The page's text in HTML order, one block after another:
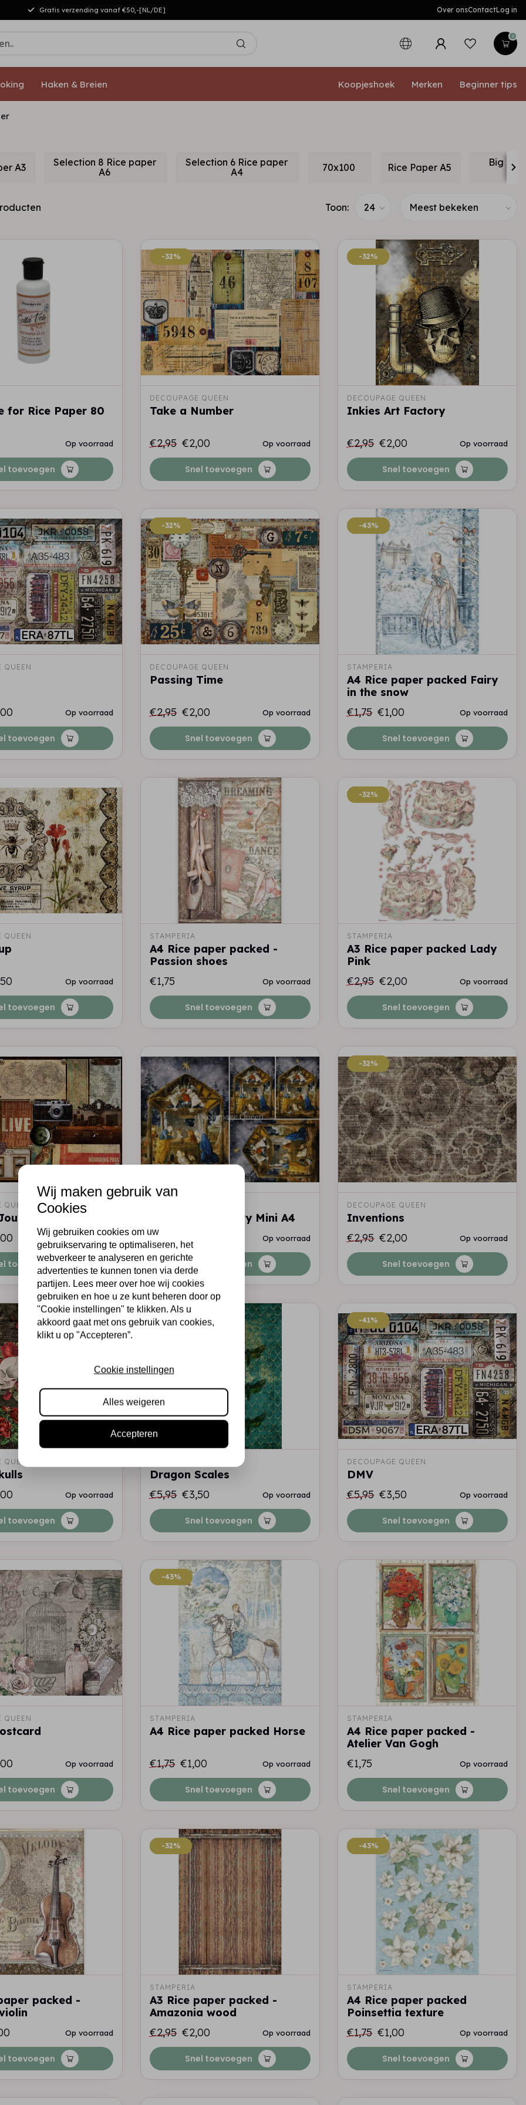
Gratis verzending vanaf €50,-[NL/DE] Over onsContactLog in
0
Haken & Breien Koopjeshoek Merken Beginner tips
A3
Selection 8 Rice paper
A6
Selection 6 Rice paper
A4
70x100 Rice Paper A5
Big
Toon:
for Rice Paper 80
Op voorraad
toevoegen
-32%
-32%
DECOUPAGE QUEEN
Take a Number
€2,95 €2,00 Op voorraad
Snel toevoegen
-32%
-32%
DECOUPAGE QUEEN
Inkies Art Factory
€2,95 €2,00 Op voorraad
Snel toevoegen
QUEEN
Op voorraad
toevoegen
-32%
-32%
DECOUPAGE QUEEN
Passing Time
€2,95 €2,00 Op voorraad
Snel toevoegen
-43%
-43%
STAMPERIA
A4 Rice paper packed Fairy
in the snow
€1,75 €1,00 Op voorraad
Snel toevoegen
QUEEN
Op voorraad
toevoegen
STAMPERIA
A4 Rice paper packed -
Passion shoes
€1,75
Op voorraad
Snel toevoegen
-32%
-32%
STAMPERIA
A3 Rice paper packed Lady
Pink
€2,95 €2,00 Op voorraad
Snel toevoegen
Op voorraad
toevoegen
Botticelli's Nativity Mini A4
€3,95
Op voorraad
Snel toevoegen
-32%
-32%
DECOUPAGE QUEEN
Inventions
€2,95 €2,00 Op voorraad
Snel toevoegen
Op voorraad
toevoegen
-41%
-41%
Dragon Scales
€5,95 €3,50 Op voorraad
Snel toevoegen
-41%
-41%
DECOUPAGE QUEEN
DMV
€5,95 €3,50 Op voorraad
Snel toevoegen
QUEEN
Op voorraad
toevoegen
-43%
-43%
STAMPERIA
A4 Rice paper packed Horse
€1,75 €1,00 Op voorraad
Snel toevoegen
STAMPERIA
A4 Rice paper packed -
Atelier Van Gogh
€1,75
Op voorraad
Snel toevoegen
packed -
Op voorraad
toevoegen
-32%
-32%
STAMPERIA
A3 Rice paper packed -
Amazonia wood
€2,95 €2,00 Op voorraad
Snel toevoegen
-43%
-43%
STAMPERIA
A4 Rice paper packed
Poinsettia texture
€1,75 €1,00 Op voorraad
Snel toevoegen
Wij maken gebruik van
Cookies
Wij gebruiken cookies om uw
gebruikservaring te optimaliseren, het
webverkeer te analyseren en gerichte
advertenties te kunnen tonen via derde
partijen. Lees meer over hoe wij cookies
gebruiken en hoe u ze kunt beheren door op
"Cookie instellingen" te klikken. Als u
akkoord gaat met ons gebruik van cookies,
klikt u op "Accepteren”.
Cookie instellingen
Alles weigeren
Accepteren